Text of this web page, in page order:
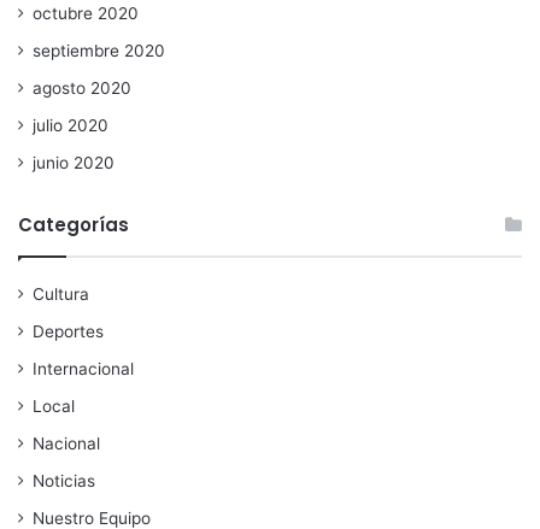
octubre 2020
septiembre 2020
agosto 2020
julio 2020
junio 2020
Categorías
Cultura
Deportes
Internacional
Local
Nacional
Noticias
Nuestro Equipo